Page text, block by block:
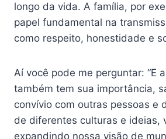
longo da vida. A família, por
papel fundamental na
como respeito, honestidade e
Aí você pode me perguntar: “E a
também tem sua importância,
convívio com outras pessoas e
de diferentes culturas e ideias,
expandindo nossa visão de